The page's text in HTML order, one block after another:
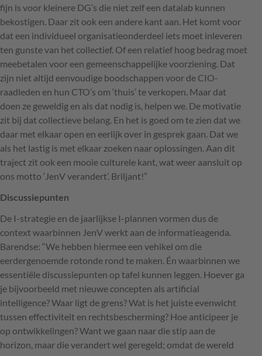
fijn is voor kleinere DG’s die niet zelf een datalab kunnen
bekostigen. Daar zit ook een andere kant aan. Het komt voor
dat een individueel organisatieonderdeel iets moet inleveren
ten gunste van het collectief. Of een relatief hoog bedrag moet
meebetalen voor een gemeenschappelijke voorziening. Dat
zijn niet altijd eenvoudige boodschappen voor de CIO-
raadleden en hun CTO’s om ‘thuis’ te verkopen. Maar dat
doen ze geweldig en als dat nodig is, helpen we. De motivatie
zit bij dat collectieve belang. En het is goed om te zien dat we
daar met elkaar open en eerlijk over in gesprek gaan. Dat we
als het lastig is met elkaar zoeken naar oplossingen. Aan dit
traject zit ook een mooie culturele kant, wat weer aansluit op
ons motto ‘JenV verandert’. Briljant!”
Discussiepunten
De I-strategie en de jaarlijkse I-plannen vormen dus de
context waarbinnen JenV werkt aan de informatieagenda.
Barendse: “We hebben hiermee een vehikel om die
eerdergenoemde rotonde rond te maken. Én waarbinnen we
essentiële discussiepunten op tafel kunnen leggen. Hoever ga
je bijvoorbeeld met nieuwe concepten als artificial
intelligence? Waar ligt de grens? Wat is het juiste evenwicht
tussen effectiviteit en rechtsbescherming? Hoe anticipeer je
op ontwikkelingen? Want we gaan naar die stip aan de
horizon, maar die verandert wel geregeld; omdat de wereld